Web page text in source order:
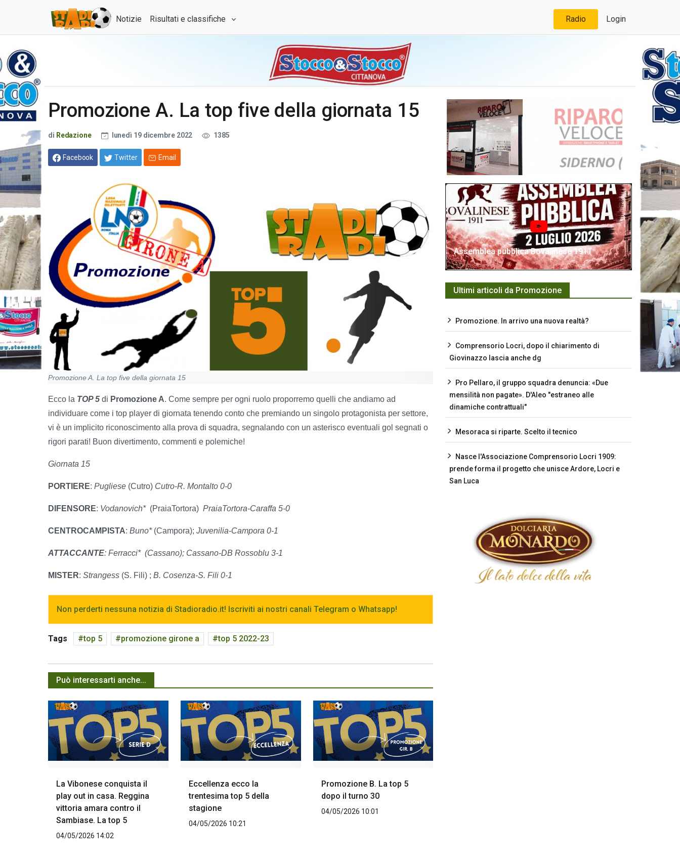
Notizie Risultati e classifiche Radio Login
Promozione A. La top five della giornata 15
di Redazione lunedì 19 dicembre 2022 1385
Facebook Twitter Email
Promozione A. La top five della giornata 15
Ecco la TOP 5 di Promozione A. Come sempre per ogni ruolo proporremo quelli che andiamo ad
individuare come i top player di giornata tenendo conto che premiando un singolo protagonista per settore,
vi è un implicito riconoscimento alla prova di squadra, segnalando con un asterisco eventuali gol segnati o
rigori parati! Buon divertimento, commenti e polemiche!
Giornata 15
PORTIERE: Pugliese (Cutro) Cutro-R. Montalto 0-0
DIFENSORE: Vodanovich* (PraiaTortora) PraiaTortora-Caraffa 5-0
CENTROCAMPISTA: Buno* (Campora); Juvenilia-Campora 0-1
ATTACCANTE: Ferracci* (Cassano); Cassano-DB Rossoblu 3-1
MISTER: Strangess (S. Fili) ; B. Cosenza-S. Fili 0-1
Non perderti nessuna notizia di Stadioradio.it! Iscriviti ai nostri canali Telegram o Whatsapp!
Tags top 5 promozione girone a top 5 2022-23
Può interessarti anche...
La Vibonese conquista il
play out in casa. Reggina
vittoria amara contro il
Sambiase. La top 5
04/05/2026 14:02
Eccellenza ecco la
trentesima top 5 della
stagione
04/05/2026 10:21
Promozione B. La top 5
dopo il turno 30
04/05/2026 10:01
Assemblea pubblica Bovalinese 1911
Ultimi articoli da Promozione
Promozione. In arrivo una nuova realtà?
Comprensorio Locri, dopo il chiarimento di
Giovinazzo lascia anche dg
Pro Pellaro, il gruppo squadra denuncia: «Due
mensilità non pagate». D'Aleo "estraneo alle
dinamiche contrattuali"
Mesoraca si riparte. Scelto il tecnico
Nasce l'Associazione Comprensorio Locri 1909:
prende forma il progetto che unisce Ardore, Locri e
San Luca